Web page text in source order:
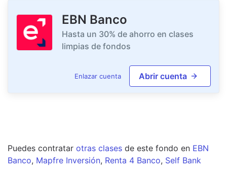
EBN Banco
Hasta un 30% de ahorro en clases
limpias de fondos
Enlazar cuenta Abrir cuenta
Puedes contratar otras clases de este fondo en EBN
Banco, Mapfre Inversión, Renta 4 Banco, Self Bank